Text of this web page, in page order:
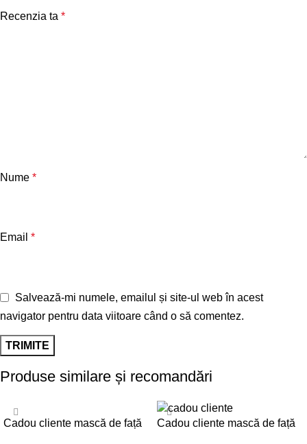
Recenzia ta *
Nume *
Email *
Salvează-mi numele, emailul și site-ul web în acest
navigator pentru data viitoare când o să comentez.
Produse similare și recomandări
Cadou cliente mască de față
Cadou cliente mască de față